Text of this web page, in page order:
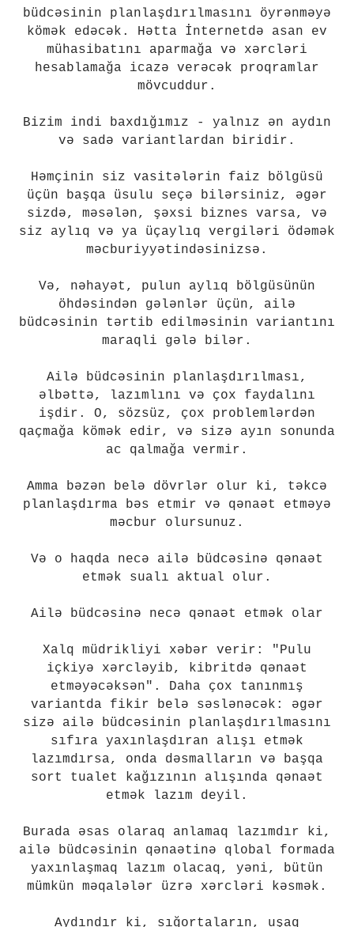
büdcəsinin planlaşdırılmasını öyrənməyə
kömək edəcək. Hətta İnternetdə asan ev
mühasibatını aparmağa və xərcləri
hesablamağa icazə verəcək proqramlar
mövcuddur.
Bizim indi baxdığımız - yalnız ən aydın
və sadə variantlardan biridir.
Həmçinin siz vasitələrin faiz bölgüsü
üçün başqa üsulu seçə bilərsiniz, əgər
sizdə, məsələn, şəxsi biznes varsa, və
siz aylıq və ya üçaylıq vergiləri ödəmək
məcburiyyətindəsinizsə.
Və, nəhayət, pulun aylıq bölgüsünün
öhdəsindən gələnlər üçün, ailə
büdcəsinin tərtib edilməsinin variantını
maraqli gələ bilər.
Ailə büdcəsinin planlaşdırılması,
əlbəttə, lazımlını və çox faydalını
işdir. O, sözsüz, çox problemlərdən
qaçmağa kömək edir, və sizə ayın sonunda
ac qalmağa vermir.
Amma bəzən belə dövrlər olur ki, təkcə
planlaşdırma bəs etmir və qənaət etməyə
məcbur olursunuz.
Və o haqda necə ailə büdcəsinə qənaət
etmək sualı aktual olur.
Ailə büdcəsinə necə qənaət etmək olar
Xalq müdrikliyi xəbər verir: "Pulu
içkiyə xərcləyib, kibritdə qənaət
etməyəcəksən". Daha çox tanınmış
variantda fikir belə səslənəcək: əgər
sizə ailə büdcəsinin planlaşdırılmasını
sıfıra yaxınlaşdıran alışı etmək
lazımdırsa, onda dəsmalların və başqa
sort tualet kağızının alışında qənaət
etmək lazım deyil.
Burada əsas olaraq anlamaq lazımdır ki,
ailə büdcəsinin qənaətinə qlobal formada
yaxınlaşmaq lazım olacaq, yəni, bütün
mümkün məqalələr üzrə xərcləri kəsmək.
Aydındır ki, sığortaların, uşaq